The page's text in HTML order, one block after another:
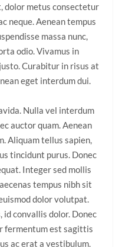
dolor metus consectetur
neque. Aenean tempus
massa nunc,
odio. Vivamus in
Curabitur in risus at
eget interdum dui.
Nulla vel interdum
auctor quam. Aenean
Aliquam tellus sapien,
tincidunt purus. Donec
Integer sed mollis
tempus nibh sit
dolor volutpat.
id convallis dolor. Donec
fermentum est sagittis
ac erat a vestibulum.